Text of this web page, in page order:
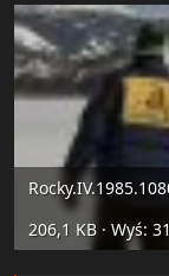
206,1 KB · Wyś: 31